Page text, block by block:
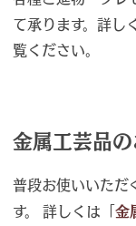
て承ります。詳し
覧ください。
金属工芸品
普段お使いいただ
す。 詳しくは「 金